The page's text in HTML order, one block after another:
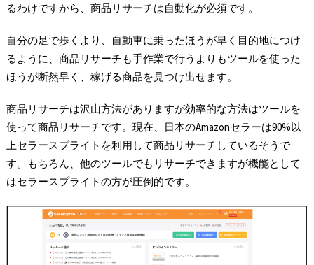
るわけですから、商品リサーチは自動化が必須です。
自分の足で歩くより、自動車に乗ったほうが早く目的地につけ
るように、商品リサーチも手作業で行うよりもツールを使った
ほうが断然早く、稼げる商品を見つけ出せます。
商品リサーチは沢山方法がありますが効率的な方法はツールを
使って商品リサーチです。現在、日本のAmazonセラーは90%以
上セラースプライトを利用して商品リサーチしているそうで
す。もちろん、他のツールでもリサーチできますが機能として
はセラースプライトの方が圧倒的です。